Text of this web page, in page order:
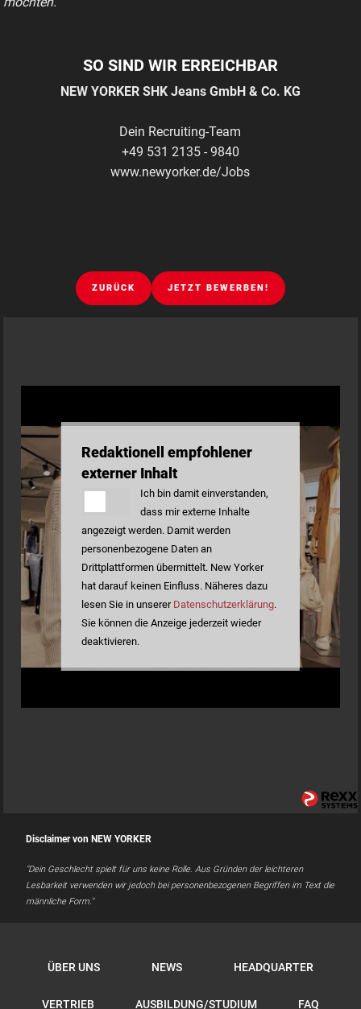
SO SIND WIR ERREICHBAR
NEW YORKER SHK Jeans GmbH & Co. KG
Dein Recruiting-Team
+49 531 2135 - 9840
www.newyorker.de/Jobs
ZURÜCK JETZT BEWERBEN!
Redaktionell empfohlener
externer Inhalt
Ich bin damit einverstanden,
dass mir externe Inhalte
angezeigt werden. Damit werden
personenbezogene Daten an
Drittplattformen übermittelt. New Yorker
hat darauf keinen Einfluss. Näheres dazu
lesen Sie in unserer Datenschutzerklärung.
Sie können die Anzeige jederzeit wieder
deaktivieren.
Disclaimer von NEW YORKER
"Dein Geschlecht spielt für uns keine Rolle. Aus Gründen der leichteren
Lesbarkeit verwenden wir jedoch bei personenbezogenen Begriffen im Text die
männliche Form."
ÜBER UNS NEWS HEADQUARTER
VERTRIEB AUSBILDUNG/STUDIUM FAQ